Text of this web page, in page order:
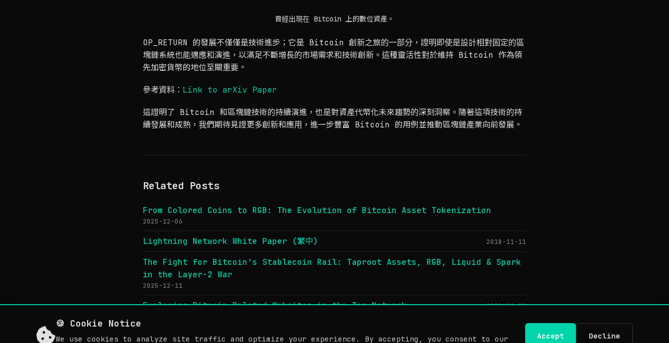
曾經出現在 Bitcoin 上的數位資產。
OP_RETURN 的發展不僅僅是技術進步；它是 Bitcoin 創新之旅的一部分，證明即使是設計相對固定的區
塊鏈系統也能適應和演進，以滿足不斷增長的市場需求和技術創新。這種靈活性對於維持 Bitcoin 作為領
先加密貨幣的地位至關重要。
參考資料： Link to arXiv Paper
這證明了 Bitcoin 和區塊鏈技術的持續演進，也是對資產代幣化未來趨勢的深刻洞察。隨著這項技術的持
續發展和成熟，我們期待見證更多創新和應用，進一步豐富 Bitcoin 的用例並推動區塊鏈產業向前發展。
Related Posts
From Colored Coins to RGB: The Evolution of Bitcoin Asset Tokenization
2025-12-06
Lightning Network White Paper (繁中) 2018-11-11
The Fight for Bitcoin's Stablecoin Rail: Taproot Assets, RGB, Liquid & Spark
in the Layer-2 War
2025-12-11
Exploring Bitcoin-Related Websites in the Tor Network 2018-01-20
🍪 Cookie Notice
We use cookies to analyze site traffic and optimize your experience. By accepting, you consent to our Accept Decline